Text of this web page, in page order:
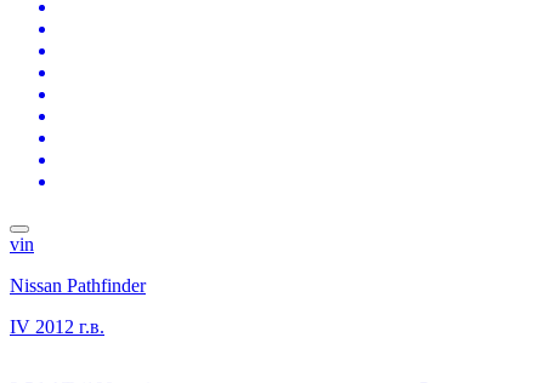
vin
Nissan Pathfinder
IV 2012 г.в.